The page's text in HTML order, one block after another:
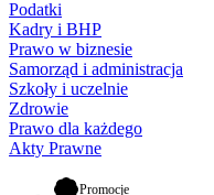
Podatki
Kadry i BHP
Prawo w biznesie
Samorząd i administracja
Szkoły i uczelnie
Zdrowie
Prawo dla każdego
Akty Prawne
Promocje- otwiera się w